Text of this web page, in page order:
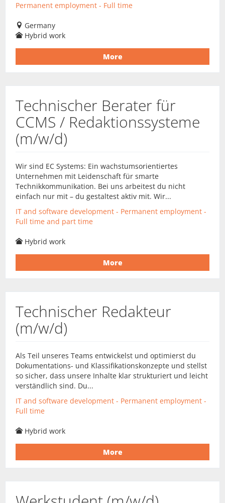
Permanent employment - Full time
Germany
Hybrid work
More
Technischer Berater für
CCMS / Redaktionssysteme
(m/w/d)
Wir sind EC Systems: Ein wachstumsorientiertes
Unternehmen mit Leidenschaft für smarte
Technikkommunikation. Bei uns arbeitest du nicht
einfach nur mit – du gestaltest aktiv mit. Wir...
IT and software development - Permanent employment -
Full time and part time
Hybrid work
More
Technischer Redakteur
(m/w/d)
Als Teil unseres Teams entwickelst und optimierst du
Dokumentations- und Klassifikationskonzepte und stellst
so sicher, dass unsere Inhalte klar strukturiert und leicht
verständlich sind. Du...
IT and software development - Permanent employment -
Full time
Hybrid work
More